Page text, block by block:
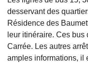
desservant des
Résidence des
leur itinéraire. Ces bus
Carrée. Les autres
amples informations, il